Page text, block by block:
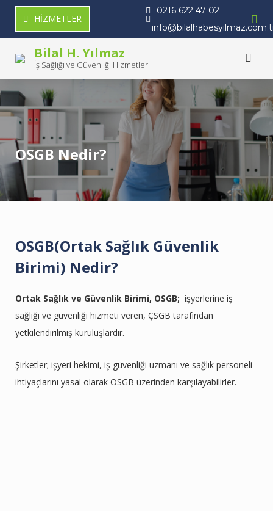
content
HİZMETLER
0216 622 47 02
Bilal H. Yılmaz
İş Sağlığı ve Güvenliği Hizmetleri
OSGB Nedir?
OSGB(Ortak Sağlık Güvenlik
Birimi) Nedir?
Ortak Sağlık ve Güvenlik Birimi, OSGB; işyerlerine iş
sağlığı ve güvenliği hizmeti veren, ÇSGB tarafından
yetkilendirilmiş kuruluşlardır.
Şirketler; işyeri hekimi, iş güvenliği uzmanı ve sağlık personeli
ihtiyaçlarını yasal olarak OSGB üzerinden karşılayabilirler.